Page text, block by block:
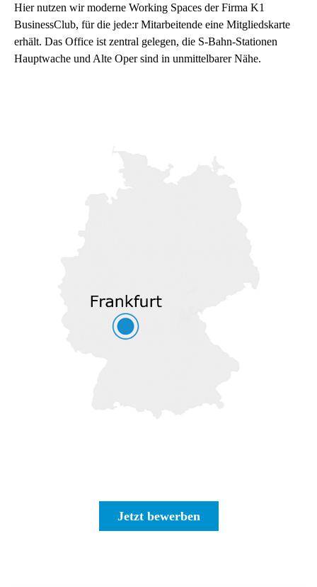
Hier nutzen wir moderne Working Spaces der Firma K1
BusinessClub, für die jede:r Mitarbeitende eine Mitgliedskarte
erhält. Das Office ist zentral gelegen, die S-Bahn-Stationen
Hauptwache und Alte Oper sind in unmittelbarer Nähe.
Jetzt bewerben